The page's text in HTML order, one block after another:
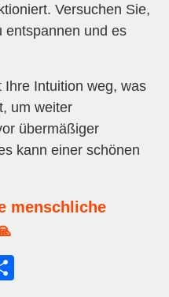
Versuchen Sie,
entspannen und es
Ihre Intuition weg, was
um weiter
übermäßiger
kann einer schönen
menschliche